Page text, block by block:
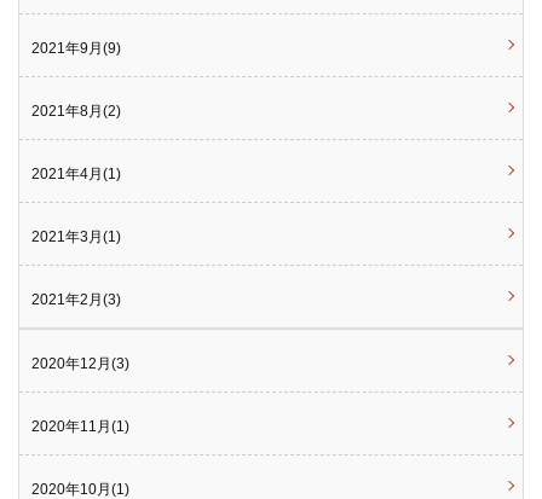
2021年9月(9)
2021年8月(2)
2021年4月(1)
2021年3月(1)
2021年2月(3)
2020年12月(3)
2020年11月(1)
2020年10月(1)